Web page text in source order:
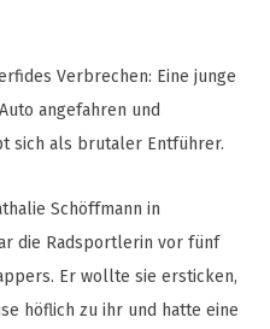
Verbrechen: Eine junge
angefahren und
sich als brutaler Entführer.
Schöffmann in
die Radsportlerin vor fünf
Er wollte sie ersticken,
höflich zu ihr und hatte eine